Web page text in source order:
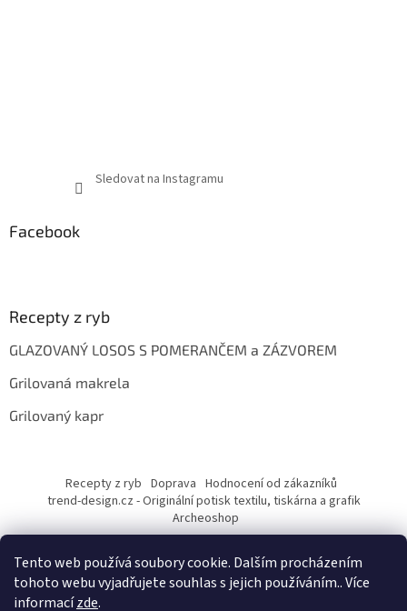
Tento web používá soubory cookie. Dalším procházením
tohoto webu vyjadřujete souhlas s jejich používáním.. Více
informacízde.
Sledovat na Instagramu
Facebook
Recepty z ryb
GLAZOVANÝ LOSOS S POMERANČEM a ZÁZVOREM
Grilovaná makrela
Grilovaný kapr
Recepty z ryb Doprava Hodnocení od zákazníků
trend-design.cz - Originální potisk textilu, tiskárna a grafik
Archeoshop